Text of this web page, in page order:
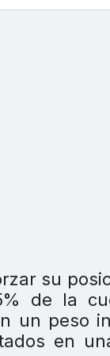
su
de la
un peso
en